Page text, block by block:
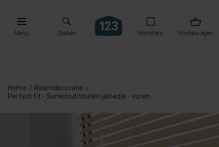
Menu Zoeken Monsters Winkelwagen
Home
Raamdecoratie
Perfect fit - Sunwood houten jaloezie - vuren